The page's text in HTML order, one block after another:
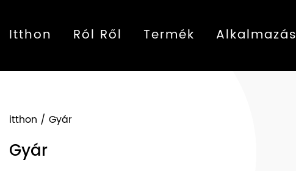
Itthon Ról Ről Termék Alkalmazás
itthon / Gyár
Gyár